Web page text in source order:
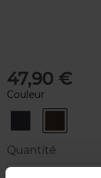
47,90 €
Couleur
Blue
Night
Écorces
Quantité